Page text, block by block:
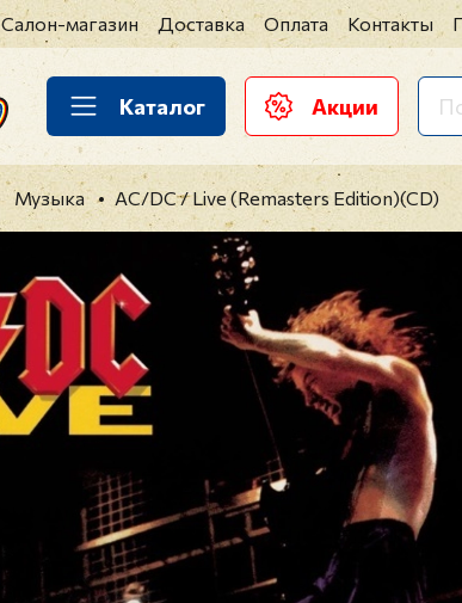
Салон-магазин Доставка Оплата Контакты
Каталог Акции
Музыка AC/DC / Live (Remasters Edition)(CD)